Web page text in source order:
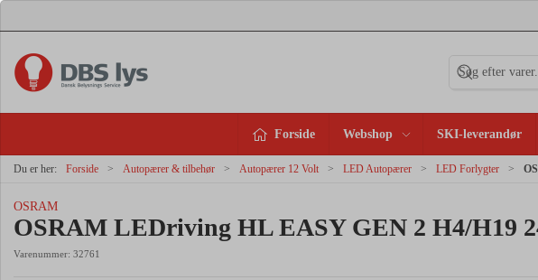
Forside Webshop SKI-leverandør
Du er her: Forside Autopærer & tilbehør Autopærer 12 Volt LED Autopærer LED Forlygter
OSRAM
OSRAM LEDriving HL EASY GEN 2 H4/H19
Varenummer: 32761